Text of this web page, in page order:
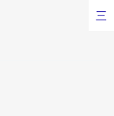
三